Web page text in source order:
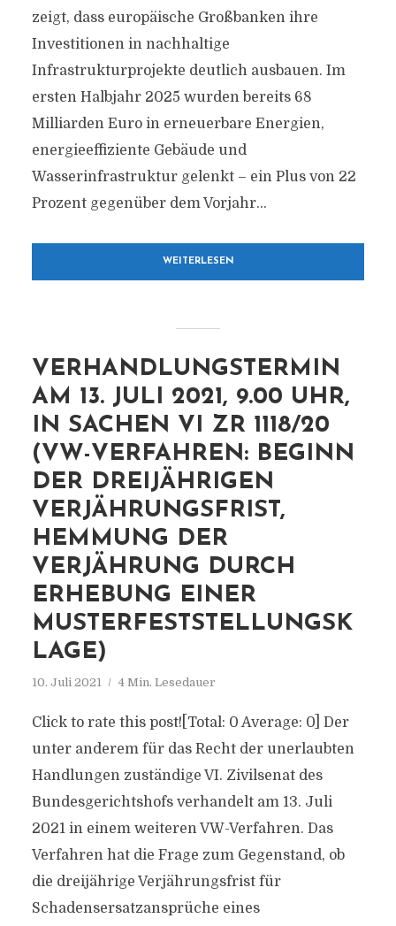
zeigt, dass europäische Großbanken ihre
Investitionen in nachhaltige
Infrastrukturprojekte deutlich ausbauen. Im
ersten Halbjahr 2025 wurden bereits 68
Milliarden Euro in erneuerbare Energien,
energieeffiziente Gebäude und
Wasserinfrastruktur gelenkt – ein Plus von 22
Prozent gegenüber dem Vorjahr...
WEITERLESEN
VERHANDLUNGSTERMIN
AM 13. JULI 2021, 9.00 UHR,
IN SACHEN VI ZR 1118/20
(VW-VERFAHREN: BEGINN
DER DREIJÄHRIGEN
VERJÄHRUNGSFRIST,
HEMMUNG DER
VERJÄHRUNG DURCH
ERHEBUNG EINER
MUSTERFESTSTELLUNGSK
LAGE)
10. Juli 2021 4 Min. Lesedauer
Click to rate this post![Total: 0 Average: 0] Der
unter anderem für das Recht der unerlaubten
Handlungen zuständige VI. Zivilsenat des
Bundesgerichtshofs verhandelt am 13. Juli
2021 in einem weiteren VW-Verfahren. Das
Verfahren hat die Frage zum Gegenstand, ob
die dreijährige Verjährungsfrist für
Schadensersatzansprüche eines